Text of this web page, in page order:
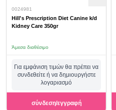
0024981
Hill's Prescription Diet Canine k/d
Kidney Care 350gr
Άμεσα διαθέσιμο
Για εμφάνιση τιμών θα πρέπει να
συνδεθείτε ή να δημιουργήστε
λογαριασμό
σύνδεση/εγγραφή